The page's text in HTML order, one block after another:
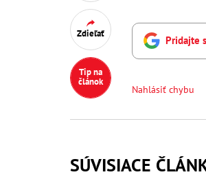
Zdieľať
Tip na
článok
Pridajte
Nahlásiť chybu
SÚVISIACE